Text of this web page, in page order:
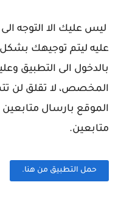
ليس عليك الا التوجه
عليه ليتم توجيهك
بالدخول الى التطبيق
المخصص، لا تقلق لن
الموقع بارسال
متابعين.
حمل التطبيق من هنا.